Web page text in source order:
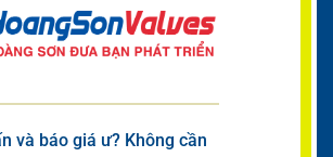
và báo giá ư? Không cần